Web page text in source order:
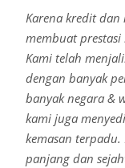
Karena kredit
membuat
Kami telah
dengan banyak
banyak negara &
kami juga
kemasan
panjang dan